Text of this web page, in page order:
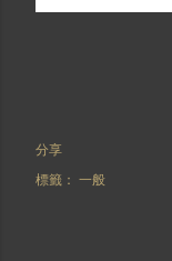
分享
標籤： 一般